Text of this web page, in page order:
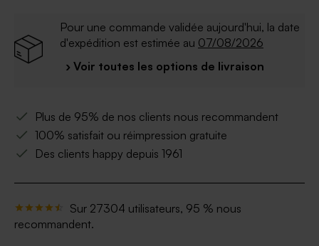
Pour une commande validée aujourd'hui, la date
d'expédition est estimée au 07/08/2026
› Voir toutes les options de livraison
Plus de 95% de nos clients nous recommandent
100% satisfait ou réimpression gratuite
Des clients happy depuis 1961
Sur 27304 utilisateurs, 95 % nous
recommandent.